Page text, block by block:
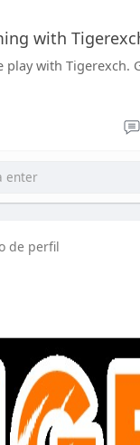
with
with Tigerexch.
de perfil